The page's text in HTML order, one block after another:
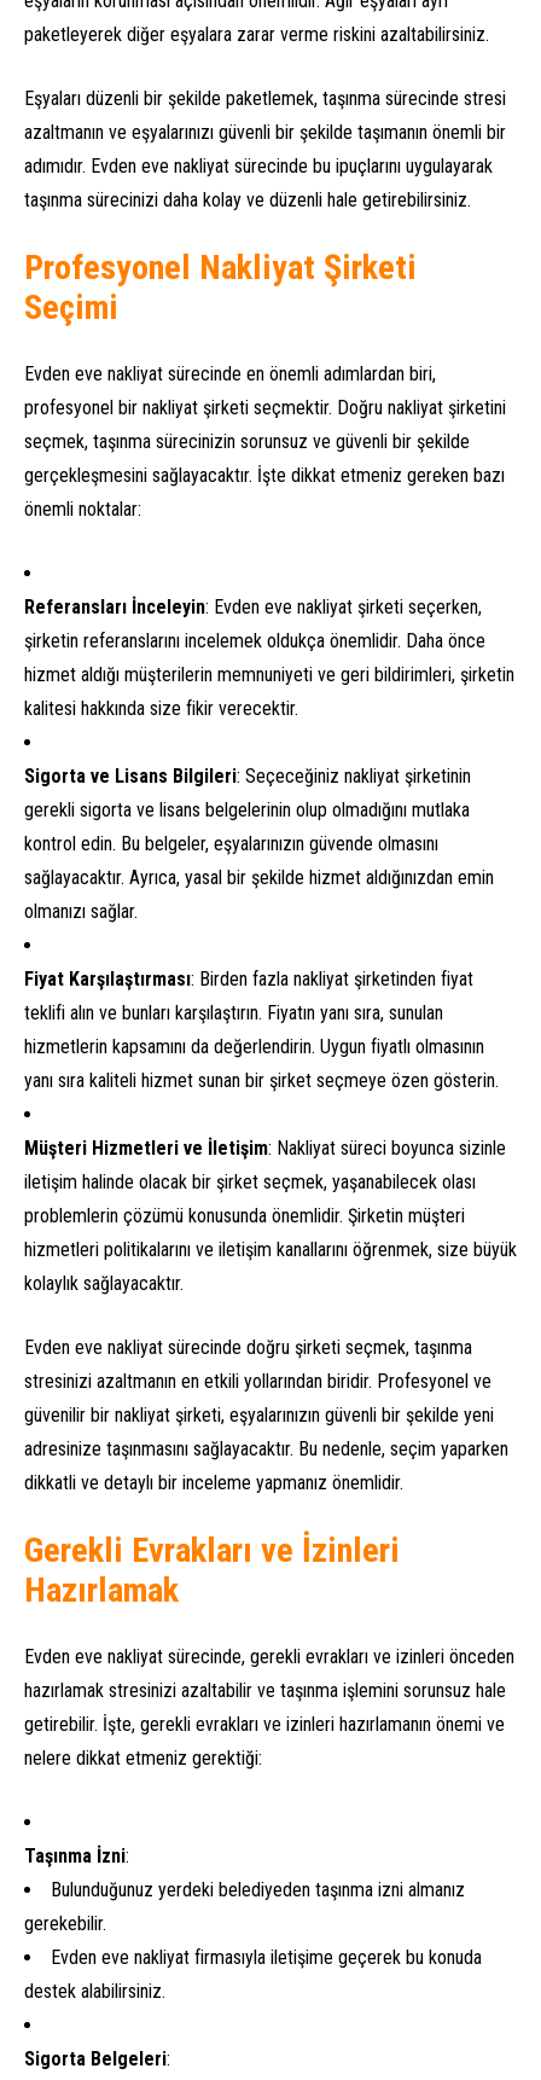
paketleyerek diğer eşyalara zarar verme riskini azaltabilirsiniz.
Eşyaları düzenli bir şekilde paketlemek, taşınma sürecinde stresi
azaltmanın ve eşyalarınızı güvenli bir şekilde taşımanın önemli bir
adımıdır. Evden eve nakliyat sürecinde bu ipuçlarını uygulayarak
taşınma sürecinizi daha kolay ve düzenli hale getirebilirsiniz.
Profesyonel Nakliyat Şirketi
Seçimi
Evden eve nakliyat sürecinde en önemli adımlardan biri,
profesyonel bir nakliyat şirketi seçmektir. Doğru nakliyat şirketini
seçmek, taşınma sürecinizin sorunsuz ve güvenli bir şekilde
gerçekleşmesini sağlayacaktır. İşte dikkat etmeniz gereken bazı
önemli noktalar:
Referansları İnceleyin: Evden eve nakliyat şirketi seçerken,
şirketin referanslarını incelemek oldukça önemlidir. Daha önce
hizmet aldığı müşterilerin memnuniyeti ve geri bildirimleri, şirketin
kalitesi hakkında size fikir verecektir.
Sigorta ve Lisans Bilgileri: Seçeceğiniz nakliyat şirketinin
gerekli sigorta ve lisans belgelerinin olup olmadığını mutlaka
kontrol edin. Bu belgeler, eşyalarınızın güvende olmasını
sağlayacaktır. Ayrıca, yasal bir şekilde hizmet aldığınızdan emin
olmanızı sağlar.
Fiyat Karşılaştırması: Birden fazla nakliyat şirketinden fiyat
teklifi alın ve bunları karşılaştırın. Fiyatın yanı sıra, sunulan
hizmetlerin kapsamını da değerlendirin. Uygun fiyatlı olmasının
yanı sıra kaliteli hizmet sunan bir şirket seçmeye özen gösterin.
Müşteri Hizmetleri ve İletişim: Nakliyat süreci boyunca sizinle
iletişim halinde olacak bir şirket seçmek, yaşanabilecek olası
problemlerin çözümü konusunda önemlidir. Şirketin müşteri
hizmetleri politikalarını ve iletişim kanallarını öğrenmek, size büyük
kolaylık sağlayacaktır.
Evden eve nakliyat sürecinde doğru şirketi seçmek, taşınma
stresinizi azaltmanın en etkili yollarından biridir. Profesyonel ve
güvenilir bir nakliyat şirketi, eşyalarınızın güvenli bir şekilde yeni
adresinize taşınmasını sağlayacaktır. Bu nedenle, seçim yaparken
dikkatli ve detaylı bir inceleme yapmanız önemlidir.
Gerekli Evrakları ve İzinleri
Hazırlamak
Evden eve nakliyat sürecinde, gerekli evrakları ve izinleri önceden
hazırlamak stresinizi azaltabilir ve taşınma işlemini sorunsuz hale
getirebilir. İşte, gerekli evrakları ve izinleri hazırlamanın önemi ve
nelere dikkat etmeniz gerektiği:
Taşınma İzni:
Bulunduğunuz yerdeki belediyeden taşınma izni almanız
gerekebilir.
Evden eve nakliyat firmasıyla iletişime geçerek bu konuda
destek alabilirsiniz.
Sigorta Belgeleri: